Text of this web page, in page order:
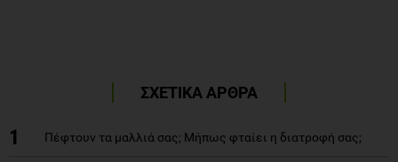
ΣΧΕΤΙΚΑ ΑΡΘΡΑ
1 Πέφτουν τα μαλλιά σας; Μήπως φταίει η διατροφή σας;